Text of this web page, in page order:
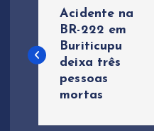
v
Acidente na
BR-222 em
Buriticupu
deixa três
pessoas
mortas